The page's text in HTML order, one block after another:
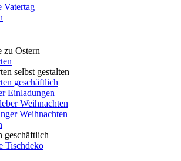
Vatertag
zu Ostern
selbst gestalten
geschäftlich
Einladungen
Weihnachten
Weihnachten
geschäftlich
Tischdeko